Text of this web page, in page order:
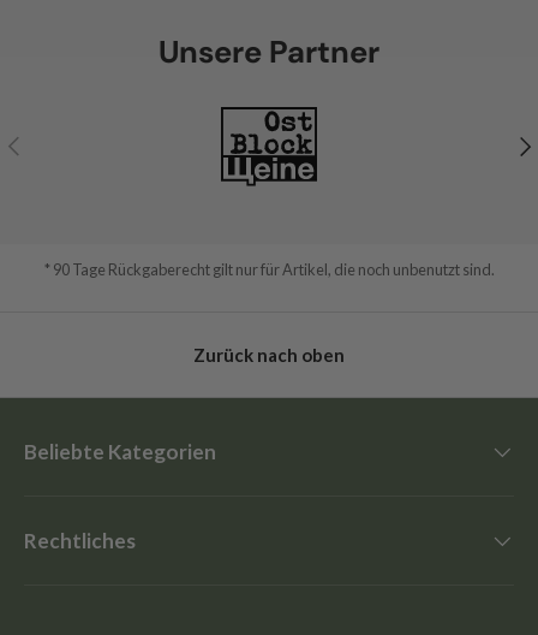
Unsere Partner
Vorherige
* 90 Tage Rückgaberecht gilt nur für Artikel, die noch unbenutzt sind.
Zurück nach oben
Beliebte Kategorien
Rechtliches